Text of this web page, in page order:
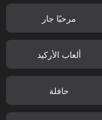
مرحبًا جار
ألعاب الأركيد
حافلة